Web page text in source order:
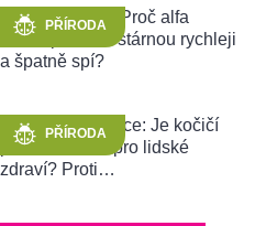
PŘÍRODA
PŘÍRODA